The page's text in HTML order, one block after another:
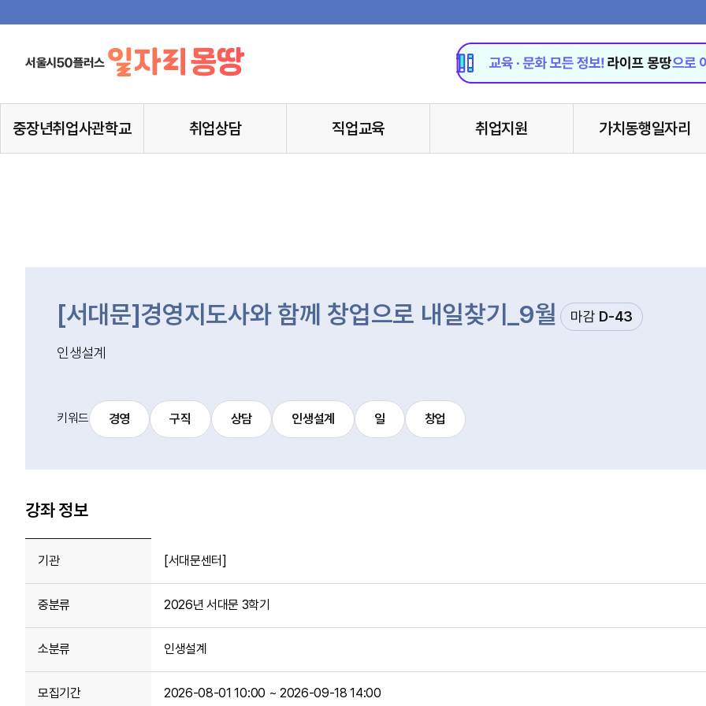
중장년취업사관학교 취업상담 직업교육 취업지원 가치동행일자리
[서대문]경영지도사와 함께 창업으로 내일찾기_9월 마감 D-43
인생설계
키워드 경영 구직 상담 인생설계 일 창업
강좌 정보
기관 [서대문센터]
중분류 2026년 서대문 3학기
소분류 인생설계
모집기간 2026-08-01 10:00 ~ 2026-09-18 14:00